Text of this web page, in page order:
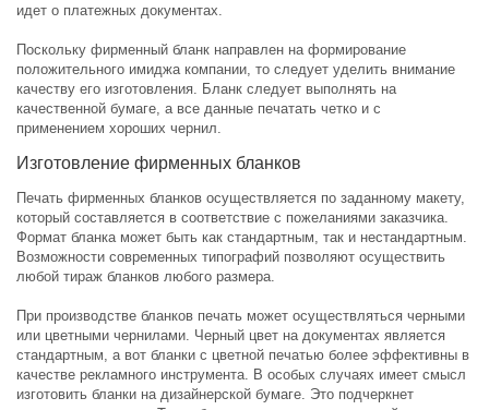
идет о платежных документах.
Поскольку фирменный бланк направлен на формирование
положительного имиджа компании, то следует уделить внимание
качеству его изготовления. Бланк следует выполнять на
качественной бумаге, а все данные печатать четко и с
применением хороших чернил.
Изготовление фирменных бланков
Печать фирменных бланков осуществляется по заданному макету,
который составляется в соответствие с пожеланиями заказчика.
Формат бланка может быть как стандартным, так и нестандартным.
Возможности современных типографий позволяют осуществить
любой тираж бланков любого размера.
При производстве бланков печать может осуществляться черными
или цветными чернилами. Черный цвет на документах является
стандартным, а вот бланки с цветной печатью более эффективны в
качестве рекламного инструмента. В особых случаях имеет смысл
изготовить бланки на дизайнерской бумаге. Это подчеркнет